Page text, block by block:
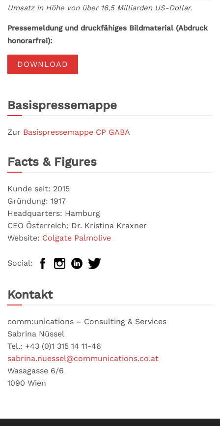
Umsatz in Höhe von über 16,5 Milliarden US-Dollar.
Pressemeldung und druckfähiges Bildmaterial (Abdruck
honorarfrei):
DOWNLOAD
Basispressemappe
Zur Basispressemappe CP GABA
Facts & Figures
Kunde seit: 2015
Gründung: 1917
Headquarters: Hamburg
CEO Österreich: Dr. Kristina Kraxner
Website: Colgate Palmolive
Social:
Kontakt
comm:unications – Consulting & Services
Sabrina Nüssel
Tel.: +43 (0)1 315 14 11-46
sabrina.nuessel@communications.co.at
Wasagasse 6/6
1090 Wien